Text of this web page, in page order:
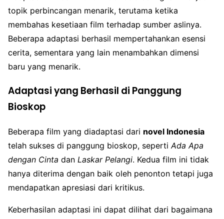
topik perbincangan menarik, terutama ketika
membahas kesetiaan film terhadap sumber aslinya.
Beberapa adaptasi berhasil mempertahankan esensi
cerita, sementara yang lain menambahkan dimensi
baru yang menarik.
Adaptasi yang Berhasil di Panggung
Bioskop
Beberapa film yang diadaptasi dari novel Indonesia
telah sukses di panggung bioskop, seperti Ada Apa
dengan Cinta dan Laskar Pelangi. Kedua film ini tidak
hanya diterima dengan baik oleh penonton tetapi juga
mendapatkan apresiasi dari kritikus.
Keberhasilan adaptasi ini dapat dilihat dari bagaimana